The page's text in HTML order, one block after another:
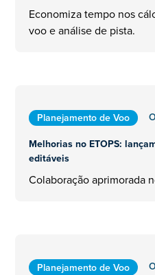
Economiza tempo nos
voo e análise de pista.
Planejamento de Voo
Melhorias no ETOPS:
editáveis
Colaboração aprimorada
Planejamento de Voo